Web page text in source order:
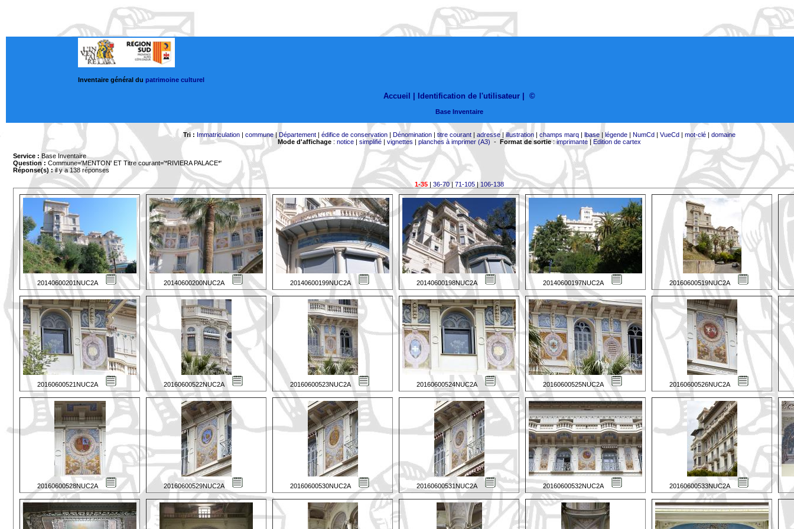
Inventaire général du patrimoine culturel
Accueil | Identification de l'utilisateur ©
Base Inventaire
Tri : Immatriculation| commune| Département| édifice de conservation| Dénomination| titre courant| adresse|illustration| champs marq| lbase| légende| NumCd| VueCd| mot-clé| domaine
Mode d'affichage: notice| simplifié| vignettes | planches à imprimer (A3) - Format de sortie:imprimante| Edition de cartex
Service : Base Inventaire
Question : Commune='MENTON' ET Titre courant='*RIVIERA PALACE*'
Réponse(s) :il y a 138 réponses
1-35| 36-70| 71-105|106-138
20140600201NUC2A 20140600200NUC2A 20140600199NUC2A 20140600198NUC2A 20140600197NUC2A 20160600519NUC2A
20160600521NUC2A 20160600522NUC2A 20160600523NUC2A 20160600524NUC2A 20160600525NUC2A 20160600526NUC2A
20160600528NUC2A 20160600529NUC2A 20160600530NUC2A 20160600531NUC2A 20160600532NUC2A 20160600533NUC2A